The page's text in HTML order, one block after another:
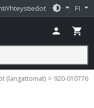
Yhteystiedot brightness_medium FI
person shopping_cart
(langattomat) 920-010776